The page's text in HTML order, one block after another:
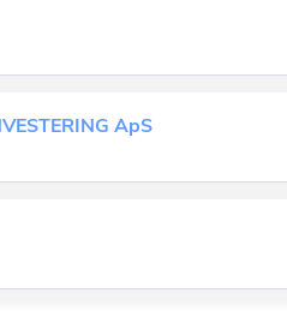
ApS